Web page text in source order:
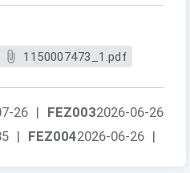
1150007473_1.pdf
FEZ0032026-06-26
26 |
FEZ0042026-06-26 |
|